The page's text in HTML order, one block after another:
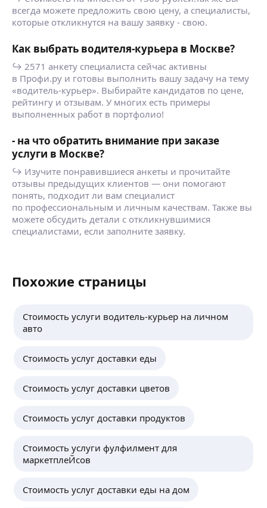
всегда можете предложить свою цену, а специалисты,
которые откликнутся на вашу заявку - свою.
Как выбрать водителя-курьера в Москве?
↪ 2571 анкету специалиста сейчас активны
в Профи.ру и готовы выполнить вашу задачу на тему
«водитель-курьер». Выбирайте кандидатов по цене,
рейтингу и отзывам. У многих есть примеры
выполненных работ в портфолио!
- на что обратить внимание при заказе
услуги в Москве?
↪ Изучите понравившиеся анкеты и прочитайте
отзывы предыдущих клиентов — они помогают
понять, подходит ли вам специалист
по профессиональным и личным качествам. Также вы
можете обсудить детали с откликнувшимися
специалистами, если заполните заявку.
Похожие страницы
Стоимость услуги водитель-курьер на личном
авто
Стоимость услуг доставки еды
Стоимость услуг доставки цветов
Стоимость услуг доставки продуктов
Стоимость услуги фулфилмент для
маркетплеЙсов
Стоимость услуг доставки еды на дом